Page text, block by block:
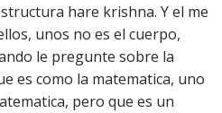
hare krishna. Y el me
unos no es el cuerpo,
le pregunte sobre la
es como la matematica, uno
pero que es un